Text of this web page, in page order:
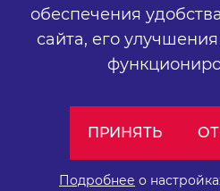
обеспечения
сайта, его
ПРИНЯТЬ
Подробнее о
ул. Толбухина, 2, эт. 5. ООО
191445164
+375 (17) 388-72-73
info@artox-
Публичный договор